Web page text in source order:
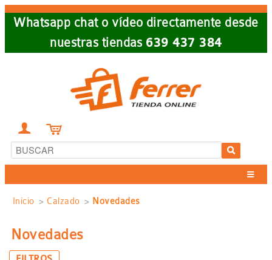
Skip
Whatsapp chat o vídeo directamente desde
nuestras tiendas 639 437 384
 
Sobrescribir
enlaces
de
Inicio Calzado Novedades
Novedades